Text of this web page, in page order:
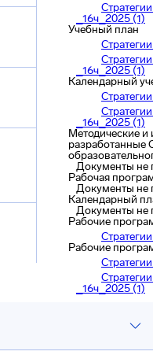
_16ч_2025 (1)
Учебный план
_16ч_2025 (1)
Календарный
_16ч_2025 (1)
Методические
разработанные
Документы не
Рабочая
Документы не
Календарный
Документы не
Рабочие
Рабочие
_16ч_2025 (1)